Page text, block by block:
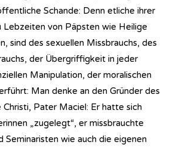
Schande: Denn etliche ihrer
Lebzeiten von Päpsten wie Heilige
sind des sexuellen Missbrauchs, des
der Übergriffigkeit in jeder
Manipulation, der moralischen
Man denke an den Gründer des
Christi, Pater Maciel: Er hatte sich
„zugelegt“, er missbrauchte
Seminaristen wie auch die eigenen